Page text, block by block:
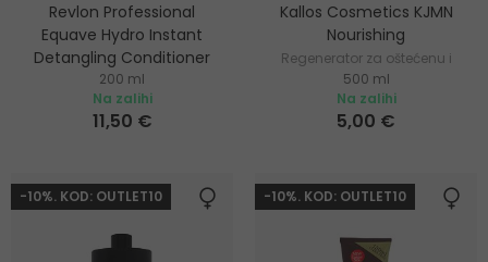
Revlon Professional
Equave Hydro Instant
Detangling Conditioner
Regenerator u spreju za
hidrataciju kose bez ispiranja
200 ml
Na zalihi
11,50 €
Kallos Cosmetics KJMN
Nourishing
Regenerator za oštećenu i
suhu kosu
500 ml
Na zalihi
5,00 €
-10%. KOD: OUTLET10 -10%. KOD: OUTLET10